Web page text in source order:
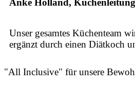
Anke Holland, Küchenleitung
Unser gesamtes Küchenteam
ergänzt durch einen Diätkoch
"All Inclusive" für unsere